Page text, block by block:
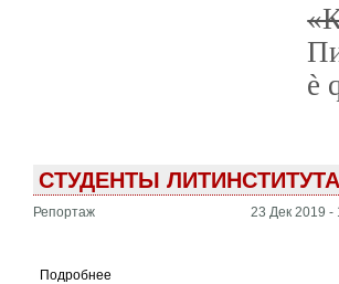
è
СТУДЕНТЫ
Репортаж 23 Дек 2019 -
Подробнее